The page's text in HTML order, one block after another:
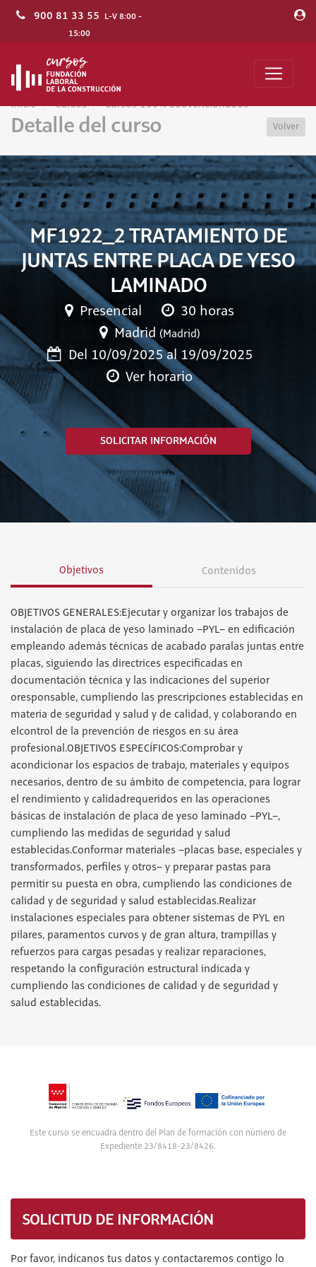
900 81 33 55 L-V 8:00 -
15:00
Inicio Cursos Cursos 100% Subvencionados
Detalle del curso Volver
MF1922_2 TRATAMIENTO DE
JUNTAS ENTRE PLACA DE YESO
LAMINADO
Presencial
30 horas
Madrid (Madrid)
Del 10/09/2025 al 19/09/2025
Ver horario
SOLICITAR INFORMACIÓN
Objetivos Contenidos
OBJETIVOS GENERALES:Ejecutar y organizar los trabajos de
instalación de placa de yeso laminado –PYL– en edificación
empleando además técnicas de acabado paralas juntas entre
placas, siguiendo las directrices especificadas en
documentación técnica y las indicaciones del superior
oresponsable, cumpliendo las prescripciones establecidas en
materia de seguridad y salud y de calidad, y colaborando en
elcontrol de la prevención de riesgos en su área
profesional.OBJETIVOS ESPECÍFICOS:Comprobar y
acondicionar los espacios de trabajo, materiales y equipos
necesarios, dentro de su ámbito de competencia, para lograr
el rendimiento y calidadrequeridos en las operaciones
básicas de instalación de placa de yeso laminado –PYL–,
cumpliendo las medidas de seguridad y salud
establecidas.Conformar materiales –placas base, especiales y
transformados, perfiles y otros– y preparar pastas para
permitir su puesta en obra, cumpliendo las condiciones de
calidad y de seguridad y salud establecidas.Realizar
instalaciones especiales para obtener sistemas de PYL en
pilares, paramentos curvos y de gran altura, trampillas y
refuerzos para cargas pesadas y realizar reparaciones,
respetando la configuración estructural indicada y
cumpliendo las condiciones de calidad y de seguridad y
salud establecidas.
Este curso se encuadra dentro del Plan de formación con número de
Expediente 23/8418-23/8426.
SOLICITUD DE INFORMACIÓN
Por favor, indícanos tus datos y contactaremos contigo lo